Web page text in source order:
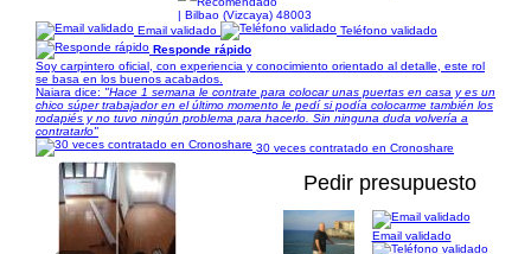
| Bilbao (Vizcaya) 48003
Email validado
Teléfono validado
Responde rápido
Soy carpintero oficial, con experiencia y conocimiento orientado al detalle, este rol
se basa en los buenos acabados.
Naiara dice: "Hace 1 semana le contrate para colocar unas puertas en casa y es un
chico súper trabajador en el último momento le pedí si podía colocarme también los
rodapiés y no tuvo ningún problema para hacerlo. Sin ninguna duda volvería a
contratarlo"
30 veces contratado en Cronoshare
Pedir presupuesto
Email validado